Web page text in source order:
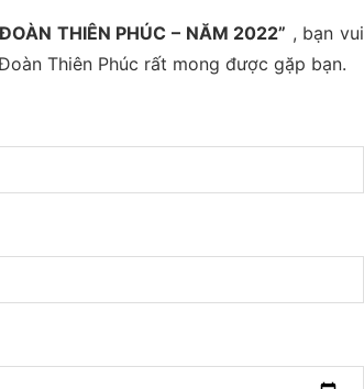
THIÊN PHÚC – NĂM 2022” , bạn vui
Thiên Phúc rất mong được gặp bạn.